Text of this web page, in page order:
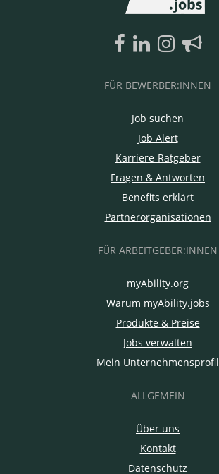
FÜR BEWERBER:INNEN
Job suchen
Job Alert
Karriere-Ratgeber
Fragen & Antworten
Benefits erklärt
Partnerorganisationen
FÜR ARBEITGEBER:INNEN
myAbility.org
Warum myAbility.jobs
Produkte & Preise
Jobs verwalten
Mein Unternehmensprofil
ALLGEMEIN
Über uns
Kontakt
Datenschutz